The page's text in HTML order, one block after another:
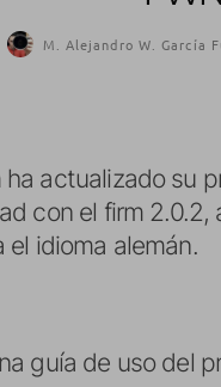
M. Alejandro W. García
ha actualizado su
con el firm 2.0.2,
el idioma alemán.
guía de uso del